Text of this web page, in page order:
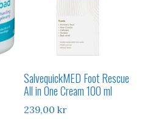
SalvequickMED Foot Rescue
All in One Cream 100 ml
239,00kr